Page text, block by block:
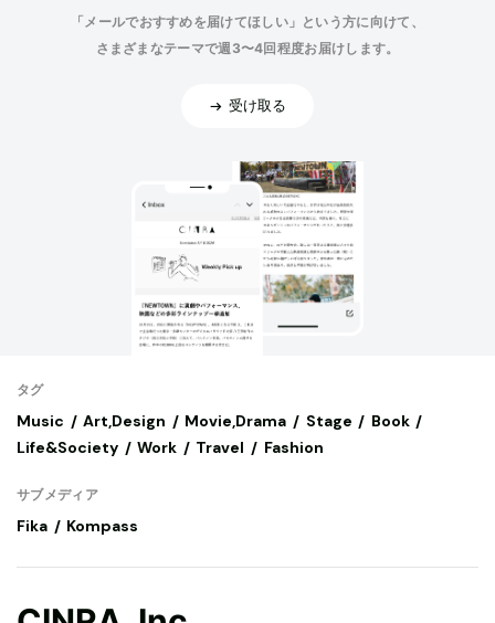
「メールでおすすめを届けてほしい」という方に向けて、
さまざまなテーマで週3〜4回程度お届けします。
受け取る
タグ
Music Art,Design Movie,Drama Stage
Book
Life&Society
Work Travel Fashion
サブメディア
Fika Kompass